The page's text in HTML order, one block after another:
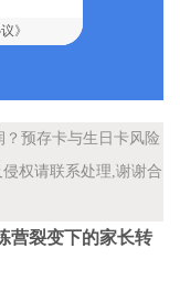
》
预存卡与生日卡风险
权请联系处理,谢谢合
营裂变下的家长转